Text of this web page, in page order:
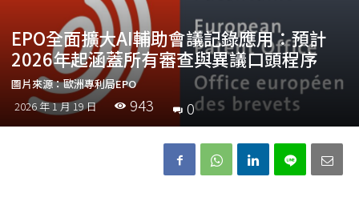
EPO全面擴大AI輔助會議記錄應用：預計
2026年起涵蓋所有審查與異議口頭程序
圖片來源：歐洲專利局EPO
2026 年 1 月 19 日
943 0